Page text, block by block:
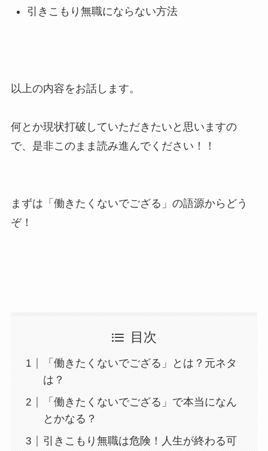
引きこもり無職にならない方法
以上の内容をお話します。
何とか現状打破していただきたいと思いますの
で、是非このまま読み進んでください！！
まずは「働きたくないでござる」の語源からどう
ぞ！
目次
「働きたくないでござる」とは？元ネタ
は？
「働きたくないでござる」で本当になん
とかなる？
引きこもり無職は危険！人生が終わる可